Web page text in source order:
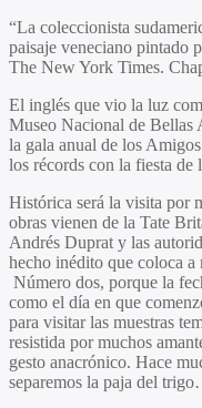
“La coleccionista
paisaje veneciano pintado
The New York Times.
El inglés que vio la luz
Museo Nacional de Bellas
la gala anual de los
los récords con la fiesta
Histórica será la visita por
obras vienen de la Tate
Andrés Duprat y las
hecho inédito que coloca a
Número dos, porque la
como el día en que
para visitar las muestras
resistida por muchos
gesto anacrónico. Hace
separemos la paja del